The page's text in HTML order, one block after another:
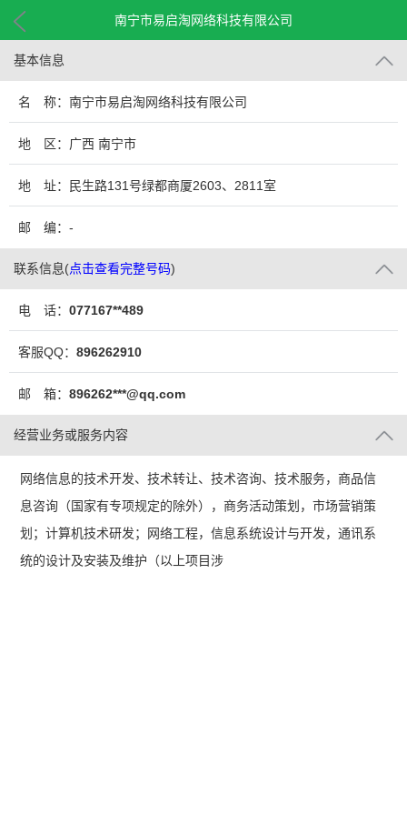
南宁市易启淘网络科技有限公司
基本信息
名 称：南宁市易启淘网络科技有限公司
地 区：广西 南宁市
地 址：民生路131号绿都商厦2603、2811室
邮 编：-
联系信息(点击查看完整号码)
电 话： 077167**489
客服QQ： 896262910
邮 箱： 896262***@qq.com
经营业务或服务内容
网络信息的技术开发、技术转让、技术咨询、技术服务，商品信
息咨询（国家有专项规定的除外），商务活动策划，市场营销策
划；计算机技术研发；网络工程，信息系统设计与开发，通讯系
统的设计及安装及维护（以上项目涉